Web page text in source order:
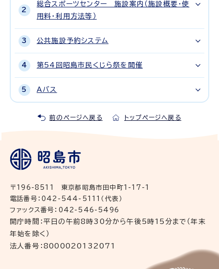
総合スポーツセンター 施設案内（施設概要・使
用料・利用方法等）
公共施設予約システム
第54回昭島市民くじら祭を開催
Aバス
前のページへ戻る トップページへ戻る
〒196-8511 東京都昭島市田中町1-17-1
電話番号：042-544-5111（代表）
ファックス番号：042-546-5496
開庁時間：平日の午前8時30分から午後5時15分まで（年末
年始を除く）
法人番号：8000020132071